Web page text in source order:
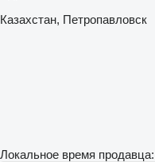
Казахстан, Петропавловск
Локальное время